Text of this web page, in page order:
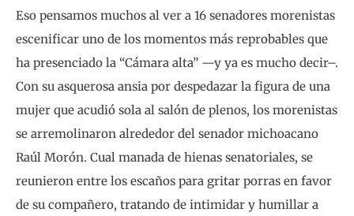
Eso pensamos muchos al ver a 16 senadores morenistas
escenificar uno de los momentos más reprobables que
ha presenciado la “Cámara alta” —y ya es mucho decir–.
Con su asquerosa ansia por despedazar la figura de una
mujer que acudió sola al salón de plenos, los morenistas
se arremolinaron alrededor del senador michoacano
Raúl Morón. Cual manada de hienas senatoriales, se
reunieron entre los escaños para gritar porras en favor
de su compañero, tratando de intimidar y humillar a